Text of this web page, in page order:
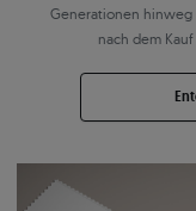
Generationen hinweg
nach dem